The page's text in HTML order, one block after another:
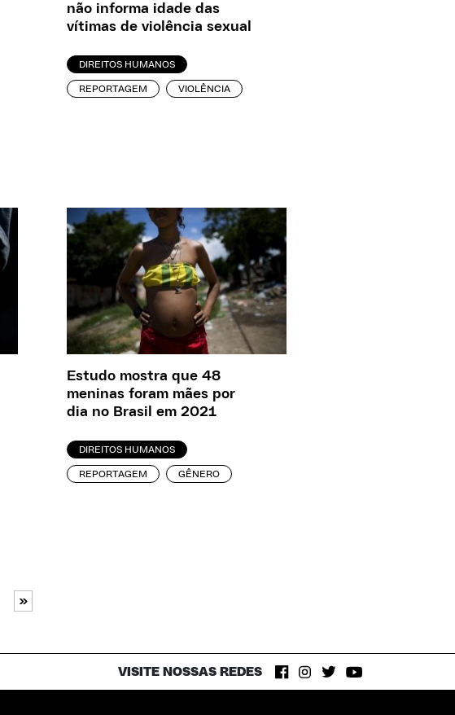
não informa idade das
vítimas de violência sexual
DIREITOS HUMANOS
REPORTAGEM VIOLÊNCIA
Estudo mostra que 48
meninas foram mães por
dia no Brasil em 2021
DIREITOS HUMANOS
REPORTAGEM GÊNERO
»
VISITE NOSSAS REDES